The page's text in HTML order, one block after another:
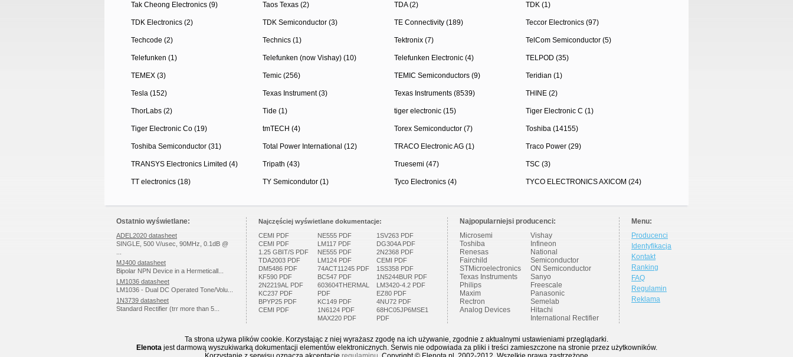
Tak Cheong Electronics (9) Taos Texas (2) TDA (2) TDK (1)
TDK Electronics (2) TDK Semiconductor (3) TE Connectivity (189) Teccor Electronics (97)
Techcode (2) Technics (1) Tektronix (7) TelCom Semiconductor (5)
Telefunken (1) Telefunken (now Vishay) (10) Telefunken Electronic (4) TELPOD (35)
TEMEX (3) Temic (256) TEMIC Semiconductors (9) Teridian (1)
Tesla (152) Texas Instrument (3) Texas Instruments (8539) THINE (2)
ThorLabs (2) Tide (1) tiger electronic (15) Tiger Electronic C (1)
Tiger Electronic Co (19) tmTECH (4) Torex Semiconductor (7) Toshiba (14155)
Toshiba Semiconductor (31) Total Power International (12) TRACO Electronic AG (1) Traco Power (29)
TRANSYS Electronics Limited (4) Tripath (43) Truesemi (47) TSC (3)
TT electronics (18) TY Semicondutor (1) Tyco Electronics (4) TYCO ELECTRONICS AXICOM (24)
Ostatnio wyświetlane:
ADEL2020 datasheet
SINGLE, 500 V/usec, 90MHz, 0.1dB @
MJ400 datasheet
Bipolar NPN Device in a Hermeticall...
LM1036 datasheet
LM1036 - Dual DC Operated Tone/Volu...
1N3739 datasheet
Standard Rectifier (trr more than 5...
Najczęściej wyświetlane dokumentacje:
CEMI PDF
CEMI PDF
1.25 GBIT/S PDF
TDA2003 PDF
DM5486 PDF
KF590 PDF
2N2219AL PDF
KC237 PDF
BPYP25 PDF
CEMI PDF
NE555 PDF
LM117 PDF
NE555 PDF
LM124 PDF
74ACT11245 PDF
BC547 PDF
603604THERMAL
PDF
KC149 PDF
1N6124 PDF
MAX220 PDF
1SV263 PDF
DG304A PDF
2N2368 PDF
CEMI PDF
1SS358 PDF
1N5244BUR PDF
LM3420-4.2 PDF
EZ80 PDF
4NU72 PDF
68HC05JP6MSE1
PDF
Najpopularniejsi producenci:
Microsemi
Toshiba
Renesas
Fairchild
STMicroelectronics
Texas Instruments
Philips
Maxim
Rectron
Analog Devices
Vishay
Infineon
National
Semiconductor
ON Semiconductor
Sanyo
Freescale
Panasonic
Semelab
Hitachi
International Rectifier
Menu:
Producenci
Identyfikacja
Kontakt
Ranking
FAQ
Regulamin
Reklama
Ta strona używa plików cookie. Korzystając z niej wyrażasz zgodę na ich używanie, zgodnie z aktualnymi ustawieniami przeglądarki.
Elenotajest darmową wyszukiwarką dokumentacji elementów elektronicznych. Serwis nie odpowiada za pliki i treści zamieszczone na stronie przez użytkowników.